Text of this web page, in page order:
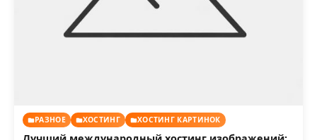
РАЗНОЕ ХОСТИНГ ХОСТИНГ КАРТИНОК